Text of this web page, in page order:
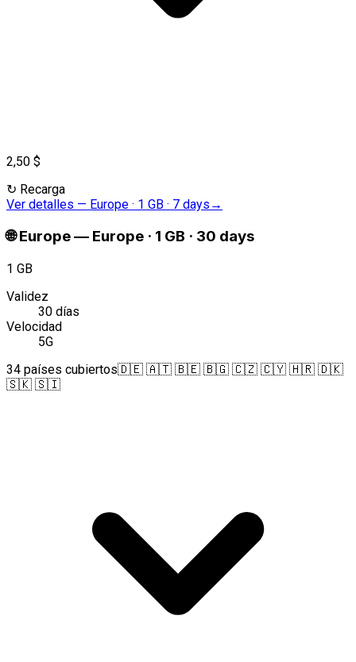
2,50 $
↻ Recarga
Ver detalles — Europe · 1 GB · 7 days →
🌐 Europe— Europe · 1 GB · 30 days
1 GB
Validez
30 días
Velocidad
5G
34 países cubiertos🇩🇪 🇦🇹 🇧🇪 🇧🇬 🇨🇿 🇨🇾 🇭🇷 🇩🇰
🇸🇰 🇸🇮